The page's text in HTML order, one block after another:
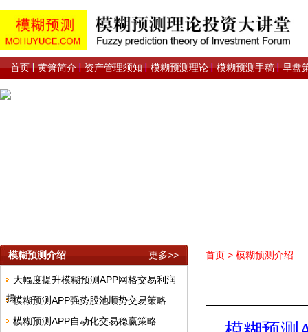
首页 黄箫简介 资产管理须知 模糊预测理论 模糊预测手稿 早盘
模糊预测介绍 更多>>
大幅度提升模糊预测APP网格交易利润
操模糊预测APP强势股池顺势交易策略
模糊预测APP自动化交易稳赢策略
首页 > 模糊预测介绍